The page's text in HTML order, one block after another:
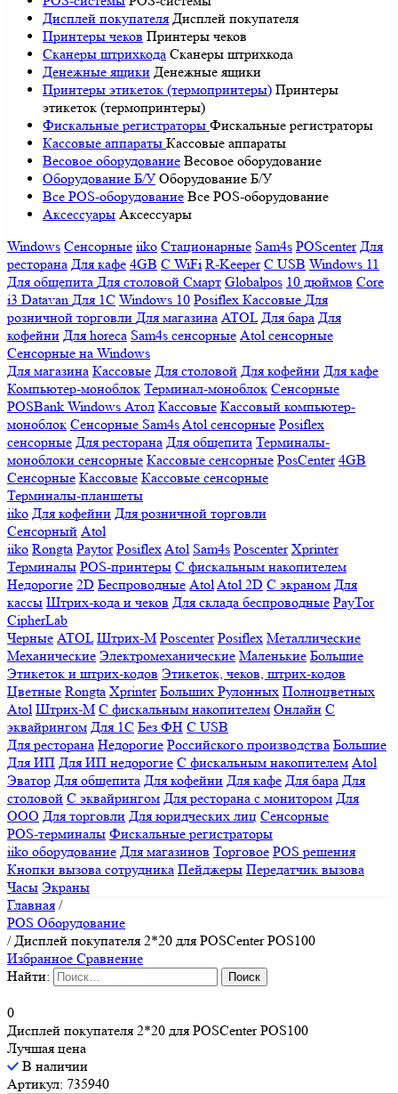
Дисплей покупателя Дисплей покупателя
Принтеры чеков Принтеры чеков
Сканеры штрихкода Сканеры штрихкода
Денежные ящики Денежные ящики
Принтеры этикеток (термопринтеры) Принтеры
этикеток (термопринтеры)
Фискальные регистраторы Фискальные регистраторы
Кассовые аппараты Кассовые аппараты
Весовое оборудование Весовое оборудование
Оборудование Б/У Оборудование Б/У
Все POS-оборудование Все POS-оборудование
Аксессуары Аксессуары
Windows Сенсорные iiko Стационарные Sam4s POScenter Для
ресторана Для кафе 4GB С WiFi R-Keeper С USB Windows 11
Для общепита Для столовой Смарт Globalpos 10 дюймов Core
i3 Datavan Для 1С Windows 10 Posiflex Кассовые Для
розничной торговли Для магазина ATOL Для бара Для
кофейни Для horeca Sam4s сенсорные Atol сенсорные
Сенсорные на Windows
Для магазина Кассовые Для столовой Для кофейни Для кафе
Компьютер-моноблок Терминал-моноблок Сенсорные
POSBank Windows Атол Кассовые Кассовый компьютер-
моноблок Сенсорные Sam4sAtol сенсорные Posiflex
сенсорные Для ресторана Для общепита Терминалы-
моноблоки сенсорные Кассовые сенсорные PosCenter 4GB
Сенсорные Кассовые Кассовые сенсорные
Терминалы-планшеты
iiko Для кофейни Для розничной торговли
Сенсорный Atol
iiko Rongta Paytor PosiflexAtol Sam4s Poscenter Xprinter
Терминалы POS-принтеры С фискальным накопителем
Недорогие 2D Беспроводные AtolAtol 2D С экраном Для
кассы Штрих-кода и чеков Для склада беспроводные PayTor
CipherLab
Черные ATOL Штрих-М Poscenter Posiflex Металлические
Механические Электромеханические Маленькие Большие
Этикеток и штрих-кодов Этикеток, чеков, штрих-кодов
Цветные Rongta Xprinter Больших Рулонных Полноцветных
Atol Штрих-М С фискальным накопителем Онлайн С
эквайрингом Для 1С Без ФН С USB
Для ресторана Недорогие Российского производства Большие
Для ИП Для ИП недорогие С фискальным накопителем Atol
Эватор Для общепита Для кофейни Для кафе Для бара Для
столовой С эквайрингом Для ресторана с монитором Для
ООО Для торговли Для юридческих лиц Сенсорные
POS-терминалы Фискальные регистраторы
iiko оборудование Для магазинов Торговое POS решения
Кнопки вызова сотрудника Пейджеры Передатчик вызова
Часы Экраны
Главная /
POS Оборудование
/Дисплей покупателя 2*20 для POSCenter POS100
Избранное Сравнение
Найти:
0
Дисплей покупателя 2*20 для POSCenter POS100
Лучшая цена
В наличии
Артикул: 735940